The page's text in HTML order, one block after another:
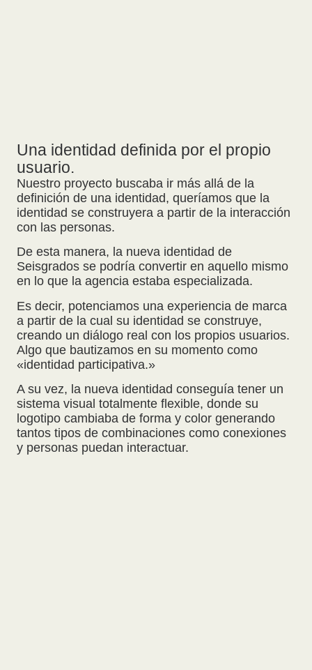
Una identidad definida por el propio
usuario.
Nuestro proyecto buscaba ir más allá de la
definición de una identidad, queríamos que la
identidad se construyera a partir de la interacción
con las personas.
De esta manera, la nueva identidad de
Seisgrados se podría convertir en aquello mismo
en lo que la agencia estaba especializada.
Es decir, potenciamos una experiencia de marca
a partir de la cual su identidad se construye,
creando un diálogo real con los propios usuarios.
Algo que bautizamos en su momento como
«identidad participativa.»
A su vez, la nueva identidad conseguía tener un
sistema visual totalmente flexible, donde su
logotipo cambiaba de forma y color generando
tantos tipos de combinaciones como conexiones
y personas puedan interactuar.